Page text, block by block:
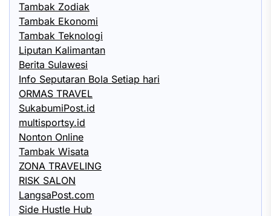
Tambak Zodiak
Tambak Ekonomi
Tambak Teknologi
Liputan Kalimantan
Berita Sulawesi
Info Seputaran Bola Setiap hari
ORMAS TRAVEL
SukabumiPost.id
multisportsy.id
Nonton Online
Tambak Wisata
ZONA TRAVELING
RISK SALON
LangsaPost.com
Side Hustle Hub